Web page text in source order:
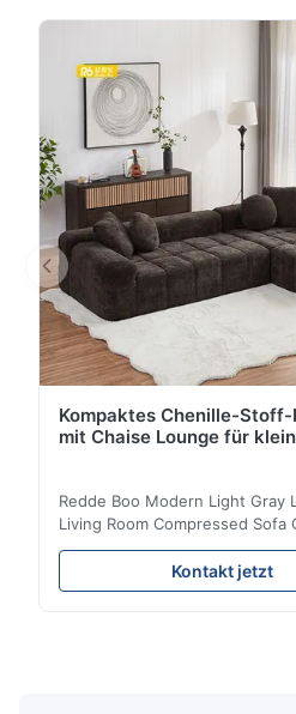
Element macht, um die
verbessern.Die Oberfläche
empfindliche Texturen.Die
wie dunkelbraun, ...
Kompaktes Chenille-
mit Chaise Lounge für
Redde Boo Modern Light Gray
Living Room Compressed Sofa
Lounge Product Overview
soft sectional sofa designed for
spaces, featuring a
Kontakt jetzt